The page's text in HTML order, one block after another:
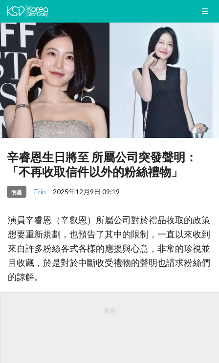
辛睿恩生日將至 所屬公司突發聲明：
「不再收取信件以外的粉絲禮物」
明星 Erin 2025年12月9日 09:19
演員辛睿恩（辛叡恩）所屬公司對於禮品收取的政策
想要重新規劃，也預告了其中的限制，一直以來收到
來自許多粉絲各式各樣的應援與心意，非常的珍視並
且收藏，於是對於中斷收受禮物的聲明也請求粉絲們
的諒解。
廣告